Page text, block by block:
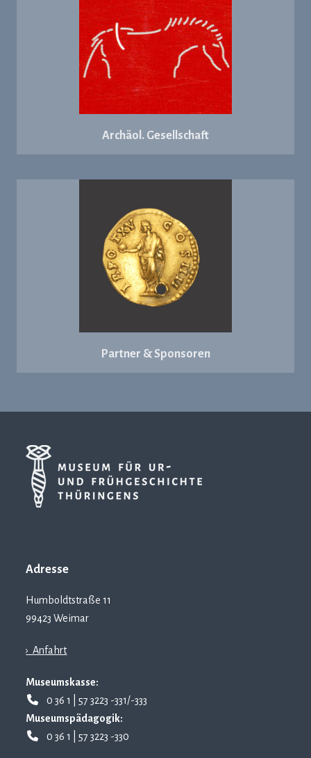
Archäol. Gesellschaft
Partner & Sponsoren
Adresse
Humboldtstraße 11
99423 Weimar
› Anfahrt
Museumskasse:
0 36 1 | 57 3223 -331/-333
Museumspädagogik:
0 36 1 | 57 3223 -330